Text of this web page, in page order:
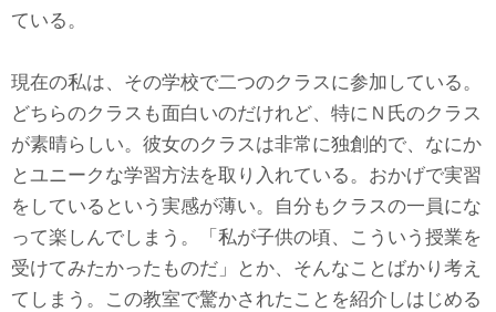
ている。
現在の私は、その学校で二つのクラスに参加している。
どちらのクラスも面白いのだけれど、特にＮ氏のクラス
が素晴らしい。彼女のクラスは非常に独創的で、なにか
とユニークな学習方法を取り入れている。おかげで実習
をしているという実感が薄い。自分もクラスの一員にな
って楽しんでしまう。「私が子供の頃、こういう授業を
受けてみたかったものだ」とか、そんなことばかり考え
てしまう。この教室で驚かされたことを紹介しはじめる